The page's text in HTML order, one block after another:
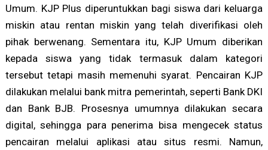
Umum. KJP Plus diperuntukkan bagi siswa dari keluarga
miskin atau rentan miskin yang telah diverifikasi oleh
pihak berwenang. Sementara itu, KJP Umum diberikan
kepada siswa yang tidak termasuk dalam kategori
tersebut tetapi masih memenuhi syarat. Pencairan KJP
dilakukan melalui bank mitra pemerintah, seperti Bank DKI
dan Bank BJB. Prosesnya umumnya dilakukan secara
digital, sehingga para penerima bisa mengecek status
pencairan melalui aplikasi atau situs resmi. Namun,